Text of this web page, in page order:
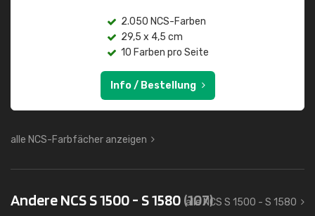
2.050 NCS-Farben
29,5 x 4,5 cm
10 Farben pro Seite
Info / Bestellung
alle NCS-Farbfächer anzeigen
Andere NCS S 1500 - S 1580(107)
alle NCS S 1500 - S 1580